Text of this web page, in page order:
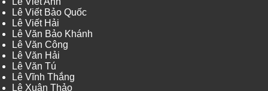
Lê Viết Bảo Quốc
Lê Viết Hải
Lê Văn Bảo Khánh
Lê Văn Công
Lê Văn Hải
Lê Văn Tú
Lê Vĩnh Thắng
Lê Xuân Thảo